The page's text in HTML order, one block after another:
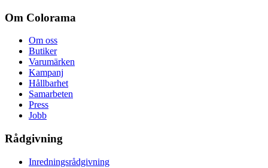
Om Colorama
Om oss
Butiker
Varumärken
Kampanj
Hållbarhet
Samarbeten
Press
Jobb
Rådgivning
Inredningsrådgivning